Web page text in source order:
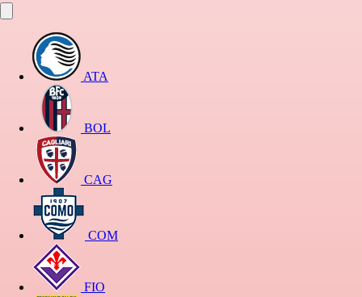
ATA
BOL
CAG
COM
FIO